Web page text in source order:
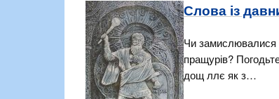
Слова із
Чи замислювалися
пращурів?
дощ ллє як з…